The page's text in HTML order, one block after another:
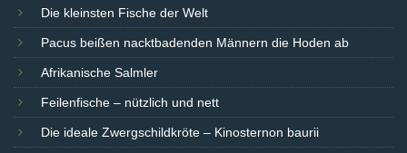
Die kleinsten Fische der Welt
Pacus beißen nacktbadenden Männern die Hoden ab
Afrikanische Salmler
Feilenfische – nützlich und nett
Die ideale Zwergschildkröte – Kinosternon baurii